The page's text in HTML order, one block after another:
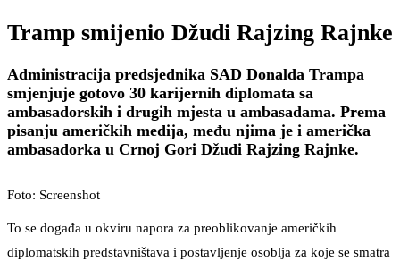
Tramp smijenio Džudi Rajzing Rajnke
Administracija predsjednika SAD Donalda Trampa
smjenjuje gotovo 30 karijernih diplomata sa
ambasadorskih i drugih mjesta u ambasadama. Prema
pisanju američkih medija, među njima je i američka
ambasadorka u Crnoj Gori Džudi Rajzing Rajnke.
Foto: Screenshot
To se događa u okviru napora za preoblikovanje američkih
diplomatskih predstavništava i postavljenje osoblja za koje se smatra